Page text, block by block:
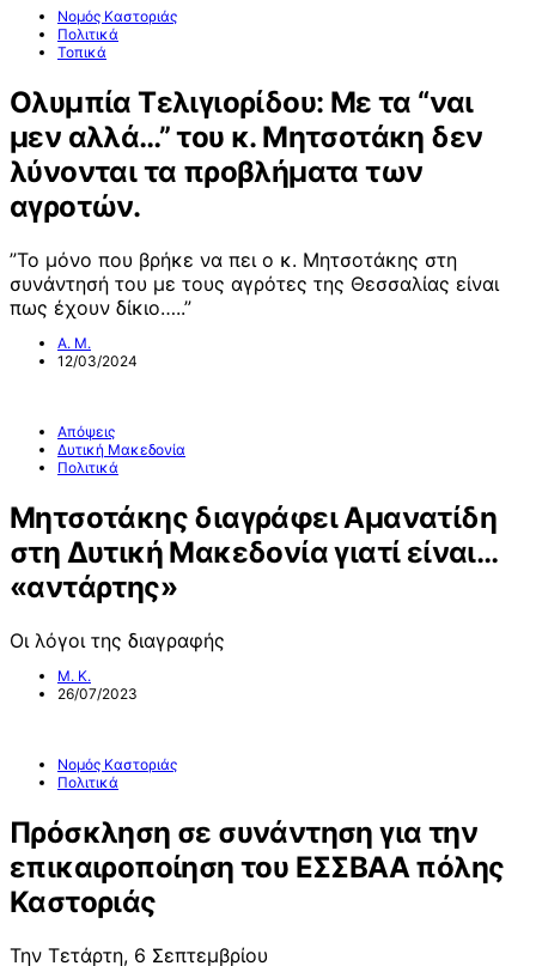
Νομός Καστοριάς
Πολιτικά
Τοπικά
Ολυμπία Τελιγιορίδου: Με τα “ναι
μεν αλλά…” του κ. Μητσοτάκη δεν
λύνονται τα προβλήματα των
αγροτών.
”Το μόνο που βρήκε να πει ο κ. Μητσοτάκης στη
συνάντησή του με τους αγρότες της Θεσσαλίας είναι
πως έχουν δίκιο…..”
Α. Μ.
12/03/2024
Απόψεις
Δυτική Μακεδονία
Πολιτικά
Μητσοτάκης διαγράφει Αμανατίδη
στη Δυτική Μακεδονία γιατί είναι…
«αντάρτης»
Οι λόγοι της διαγραφής
Μ. Κ.
26/07/2023
Νομός Καστοριάς
Πολιτικά
Πρόσκληση σε συνάντηση για την
επικαιροποίηση του ΕΣΣΒΑΑ πόλης
Καστοριάς
Την Τετάρτη, 6 Σεπτεμβρίου